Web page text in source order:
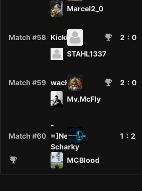
Marcel2_0
Match #58 Kicki 2 : 0
STAHL1337
Match #59 wacH7L 2 : 0
Mv.McFly
Match #60
-
=]NeM[=-
Scharky
1 : 2
MCBlood